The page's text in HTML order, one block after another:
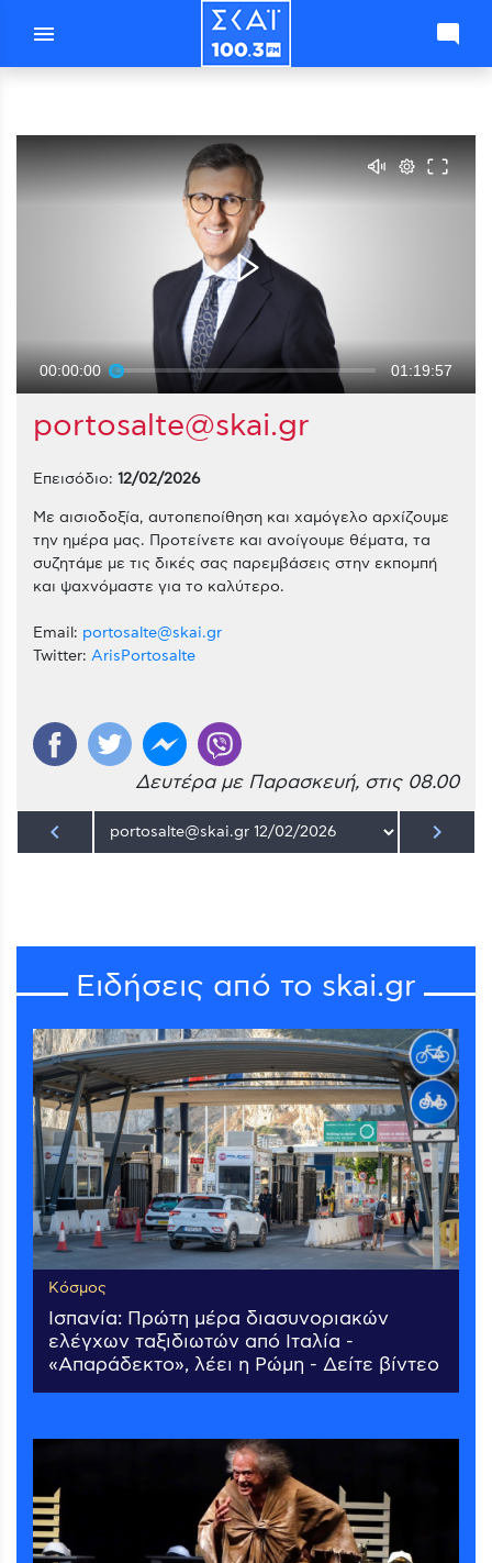
menu mode_comment
00:00:00 01:19:57
portosalte@skai.gr
Επεισόδιο: 12/02/2026
Με αισιοδοξία, αυτοπεποίθηση και χαμόγελο αρχίζουμε
την ημέρα μας. Προτείνετε και ανοίγουμε θέματα, τα
συζητάμε με τις δικές σας παρεμβάσεις στην εκπομπή
και ψαχνόμαστε για το καλύτερο.
Email: portosalte@skai.gr
Twitter: ArisPortosalte
Δευτέρα με Παρασκευή, στις 08.00
keyboard_arrow_left keyboard_arrow_right
Ειδήσεις από το skai.gr
Κόσμος
Ισπανία: Πρώτη μέρα διασυνοριακών
ελέγχων ταξιδιωτών από Ιταλία -
«Απαράδεκτο», λέει η Ρώμη - Δείτε βίντεο